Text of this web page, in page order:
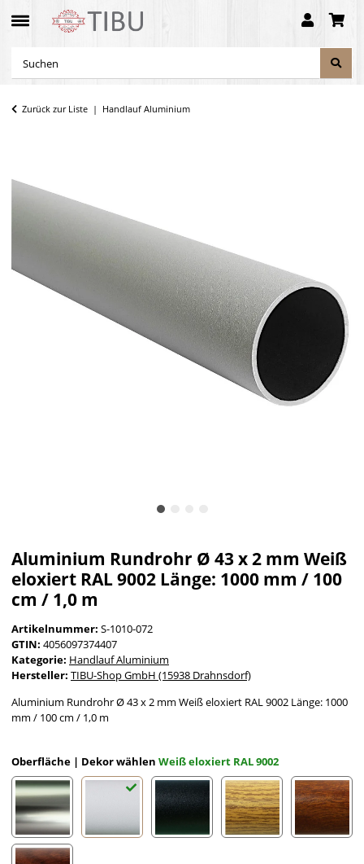
Zurück zur Liste Handlauf Aluminium
Aluminium Rundrohr Ø 43 x 2 mm Weiß
eloxiert RAL 9002 Länge: 1000 mm / 100
cm / 1,0 m
Artikelnummer: S-1010-072
GTIN: 4056097374407
Kategorie: Handlauf Aluminium
Hersteller: TIBU-Shop GmbH (15938 Drahnsdorf)
Aluminium Rundrohr Ø 43 x 2 mm Weiß eloxiert RAL 9002 Länge: 1000
mm / 100 cm / 1,0 m
Oberfläche | Dekor wählen Weiß eloxiert RAL 9002
Edelstahloptik eloxiert